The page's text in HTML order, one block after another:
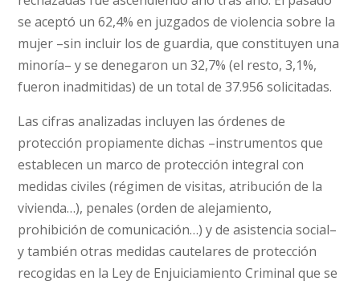
se aceptó un 62,4% en juzgados de violencia sobre la
mujer –sin incluir los de guardia, que constituyen una
minoría– y se denegaron un 32,7% (el resto, 3,1%,
fueron inadmitidas) de un total de 37.956 solicitadas.
Las cifras analizadas incluyen las órdenes de
protección propiamente dichas –instrumentos que
establecen un marco de protección integral con
medidas civiles (régimen de visitas, atribución de la
vivienda…), penales (orden de alejamiento,
prohibición de comunicación…) y de asistencia social–
y también otras medidas cautelares de protección
recogidas en la Ley de Enjuiciamiento Criminal que se